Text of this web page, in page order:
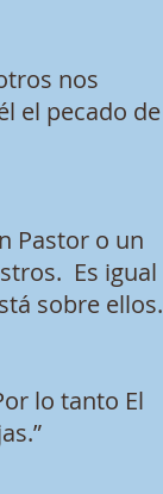
nos
el pecado de
Pastor o un
Es igual
sobre ellos.
lo tanto El